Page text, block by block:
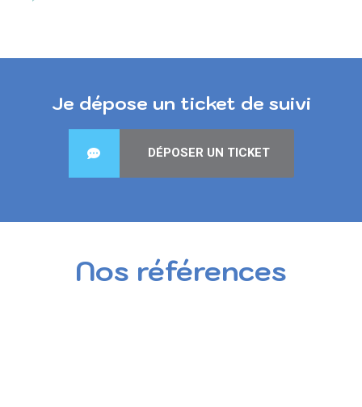
Je dépose un ticket de suivi
DÉPOSER UN TICKET
Nos références